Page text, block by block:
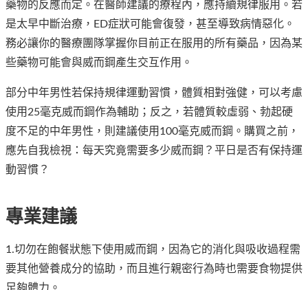
藥物的反應而定。在醫師建議的療程內，應持續規律服用。若
是太早中斷治療，ED症狀可能會復發，甚至導致病情惡化。
務必讓你的醫療團隊掌握你目前正在服用的所有藥品，因為某
些藥物可能會與威而鋼產生交互作用。
部分中年男性若保持規律運動習慣，體質相對強健，可以考慮
使用25毫克威而鋼作為輔助；反之，若體質較虛弱、勃起硬
度不足的中年男性，則建議使用100毫克威而鋼。購買之前，
應先自我檢視：每天究竟需要多少威而鋼？平日是否有保持運
動習慣？
專業建議
1.切勿在飽餐狀態下使用威而鋼，因為它的消化與吸收過程需
要其他營養成分的協助，而且進行親密行為時也需要食物提供